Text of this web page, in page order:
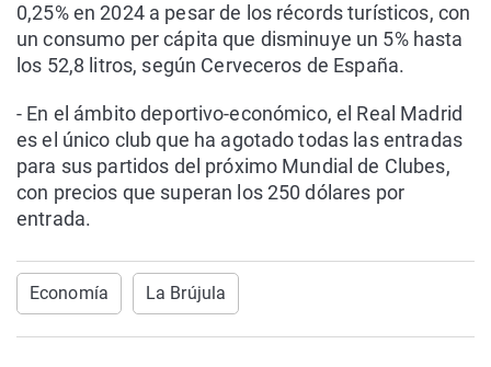
0,25% en 2024 a pesar de los récords turísticos, con
un consumo per cápita que disminuye un 5% hasta
los 52,8 litros, según Cerveceros de España.
- En el ámbito deportivo-económico, el Real Madrid
es el único club que ha agotado todas las entradas
para sus partidos del próximo Mundial de Clubes,
con precios que superan los 250 dólares por
entrada.
Economía La Brújula